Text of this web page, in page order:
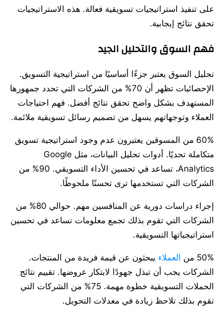
على تنفيذ استراتيجيات تسويقية فعالة. هذه الاستراتيجيات
تحقق نتائج إيجابية.
فهم السوق والتحليل الجيد
تحليل السوق يعتبر جزءًا أساسيًا من استراتيجية التسويق.
الإحصائيات تظهر أن 70% من الشركات التي تحدد جمهورها
المستهدف بشكل واضح تحقق نتائج أفضل. فهم احتياجات
العملاء وتوجهاتهم يسهل من تصميم رسائل تسويقية ملائمة.
60% من المسوقين يعتبرون عدم وجود استراتيجية تسويق
متكاملة تحديًا. أدوات تحليل البيانات، مثل Google
Analytics، تساعد في تحسين الأداء التسويقي. 90% من
الشركات التي تستخدمها ترى تحسنًا ملحوظًا.
إجراء دراسات دورية عن المنافسين مهم. حوالي 80% من
الشركات التي تقوم بذلك تجمع معلومات تساعد في تحسين
استراتيجياتها التسويقية.
50% من العملاء يبحثون عن قيمة فريدة من المنتجات.
الشركات يجب أن تبذل جهودًا لابتكار عروضها. تقييم نتائج
الحملات التسويقية خطوة مهمة. 75% من الشركات التي
تقوم بذلك تلاحظ زيادة في معدلات التحويل.